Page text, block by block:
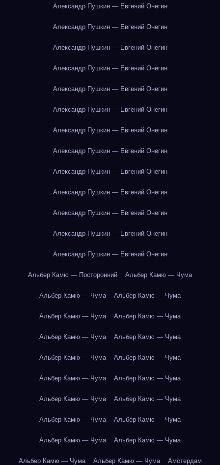
Александр Пушкин — Евгений Онегин
Александр Пушкин — Евгений Онегин
Александр Пушкин — Евгений Онегин
Александр Пушкин — Евгений Онегин
Александр Пушкин — Евгений Онегин
Александр Пушкин — Евгений Онегин
Александр Пушкин — Евгений Онегин
Александр Пушкин — Евгений Онегин
Александр Пушкин — Евгений Онегин
Александр Пушкин — Евгений Онегин
Александр Пушкин — Евгений Онегин
Александр Пушкин — Евгений Онегин
Александр Пушкин — Евгений Онегин
Альбер Камю — Посторонний Альбер Камю — Чума
Альбер Камю — Чума Альбер Камю — Чума
Альбер Камю — Чума Альбер Камю — Чума
Альбер Камю — Чума Альбер Камю — Чума
Альбер Камю — Чума Альбер Камю — Чума
Альбер Камю — Чума Альбер Камю — Чума
Альбер Камю — Чума Альбер Камю — Чума
Альбер Камю — Чума Альбер Камю — Чума
Альбер Камю — Чума Альбер Камю — Чума
Альбер Камю — Чума Альбер Камю — Чума Амстердам